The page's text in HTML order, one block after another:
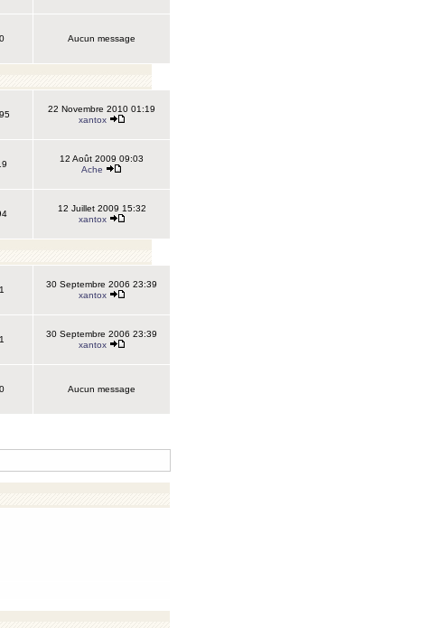
0 Aucun message
22 Novembre 2010 01:19
xantox
12 Août 2009 09:03
Ache
12 Juillet 2009 15:32
xantox
1
30 Septembre 2006 23:39
xantox
1
30 Septembre 2006 23:39
xantox
0 Aucun message